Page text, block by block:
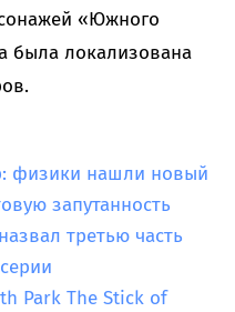
«Южного
была локализована
физики нашли новый
запутанность
третью часть
Park The Stick of